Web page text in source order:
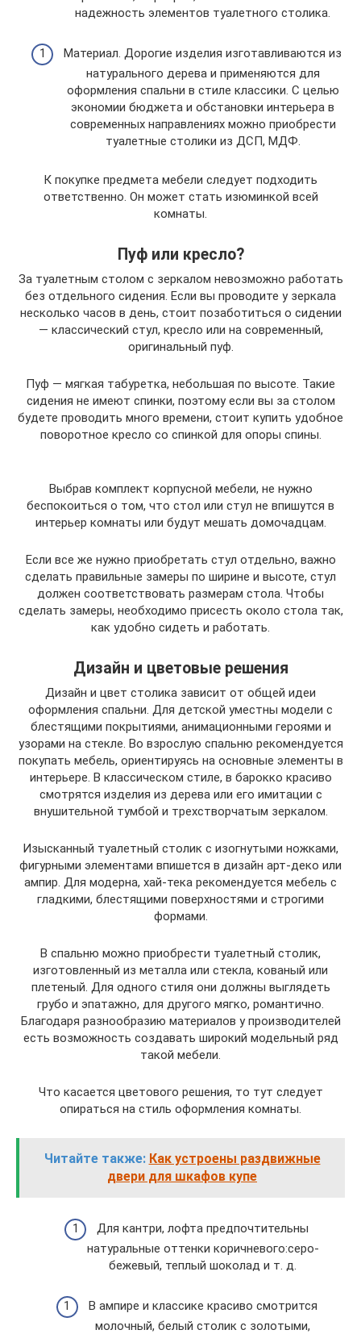
надежность элементов туалетного столика.
Материал. Дорогие изделия изготавливаются из
натурального дерева и применяются для
оформления спальни в стиле классики. С целью
экономии бюджета и обстановки интерьера в
современных направлениях можно приобрести
туалетные столики из ДСП, МДФ.
К покупке предмета мебели следует подходить
ответственно. Он может стать изюминкой всей
комнаты.
Пуф или кресло?
За туалетным столом с зеркалом невозможно работать
без отдельного сидения. Если вы проводите у зеркала
несколько часов в день, стоит позаботиться о сидении
— классический стул, кресло или на современный,
оригинальный пуф.
Пуф — мягкая табуретка, небольшая по высоте. Такие
сидения не имеют спинки, поэтому если вы за столом
будете проводить много времени, стоит купить удобное
поворотное кресло со спинкой для опоры спины.
Выбрав комплект корпусной мебели, не нужно
беспокоиться о том, что стол или стул не впишутся в
интерьер комнаты или будут мешать домочадцам.
Если все же нужно приобретать стул отдельно, важно
сделать правильные замеры по ширине и высоте, стул
должен соответствовать размерам стола. Чтобы
сделать замеры, необходимо присесть около стола так,
как удобно сидеть и работать.
Дизайн и цветовые решения
Дизайн и цвет столика зависит от общей идеи
оформления спальни. Для детской уместны модели с
блестящими покрытиями, анимационными героями и
узорами на стекле. Во взрослую спальню рекомендуется
покупать мебель, ориентируясь на основные элементы в
интерьере. В классическом стиле, в барокко красиво
смотрятся изделия из дерева или его имитации с
внушительной тумбой и трехстворчатым зеркалом.
Изысканный туалетный столик с изогнутыми ножками,
фигурными элементами впишется в дизайн арт-деко или
ампир. Для модерна, хай-тека рекомендуется мебель с
гладкими, блестящими поверхностями и строгими
формами.
В спальню можно приобрести туалетный столик,
изготовленный из металла или стекла, кованый или
плетеный. Для одного стиля они должны выглядеть
грубо и эпатажно, для другого мягко, романтично.
Благодаря разнообразию материалов у производителей
есть возможность создавать широкий модельный ряд
такой мебели.
Что касается цветового решения, то тут следует
опираться на стиль оформления комнаты.
Читайте также: Как устроены раздвижные
двери для шкафов купе
Для кантри, лофта предпочтительны
натуральные оттенки коричневого:серо-
бежевый, теплый шоколад и т. д.
В ампире и классике красиво смотрится
молочный, белый столик с золотыми,